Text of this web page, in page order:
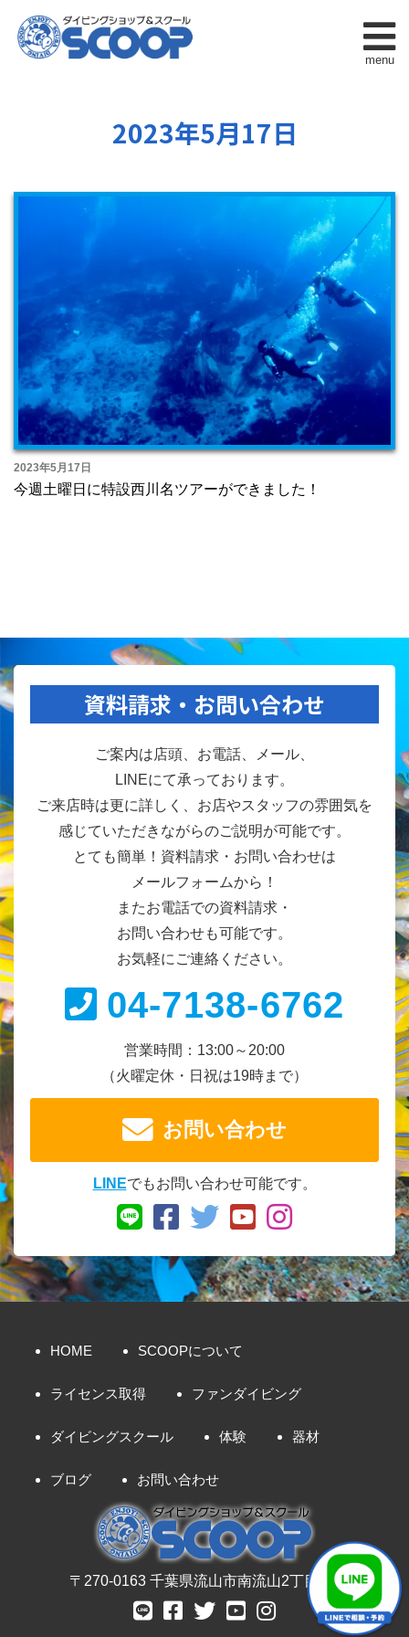
menu
2023年5月17日
2023年5月17日
今週土曜日に特設西川名ツアーができました！
資料請求・お問い合わせ
ご案内は店頭、お電話、メール、
LINEにて承っております。
ご来店時は更に詳しく、お店やスタッフの雰囲気を
感じていただきながらのご説明が可能です。
とても簡単！資料請求・お問い合わせは
メールフォームから！
またお電話での資料請求・
お問い合わせも可能です。
お気軽にご連絡ください。
04-7138-6762
営業時間：13:00～20:00
（火曜定休・日祝は19時まで）
お問い合わせ
LINEでもお問い合わせ可能です。
HOME SCOOPについて
ライセンス取得 ファンダイビング
ダイビングスクール 体験 器材
ブログ お問い合わせ
〒270-0163 千葉県流山市南流山2丁目8-7